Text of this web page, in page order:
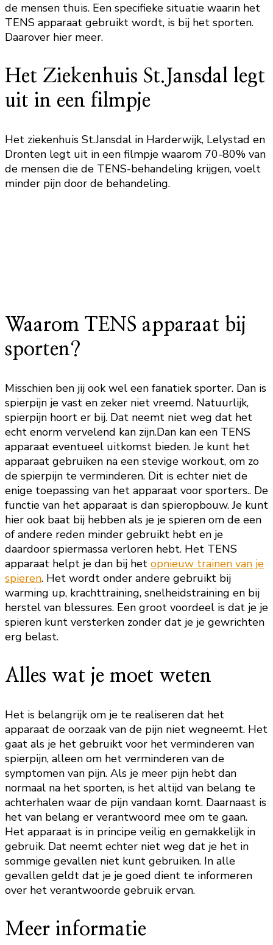
de mensen thuis. Een specifieke situatie waarin het
TENS apparaat gebruikt wordt, is bij het sporten.
Daarover hier meer.
Het Ziekenhuis St.Jansdal legt
uit in een filmpje
Het ziekenhuis St.Jansdal in Harderwijk, Lelystad en
Dronten legt uit in een filmpje waarom 70-80% van
de mensen die de TENS-behandeling krijgen, voelt
minder pijn door de behandeling.
Waarom TENS apparaat bij
sporten?
Misschien ben jij ook wel een fanatiek sporter. Dan is
spierpijn je vast en zeker niet vreemd. Natuurlijk,
spierpijn hoort er bij. Dat neemt niet weg dat het
echt enorm vervelend kan zijn.Dan kan een TENS
apparaat eventueel uitkomst bieden. Je kunt het
apparaat gebruiken na een stevige workout, om zo
de spierpijn te verminderen. Dit is echter niet de
enige toepassing van het apparaat voor sporters.. De
functie van het apparaat is dan spieropbouw. Je kunt
hier ook baat bij hebben als je je spieren om de een
of andere reden minder gebruikt hebt en je
daardoor spiermassa verloren hebt. Het TENS
apparaat helpt je dan bij het opnieuw trainen van je
spieren. Het wordt onder andere gebruikt bij
warming up, krachttraining, snelheidstraining en bij
herstel van blessures. Een groot voordeel is dat je je
spieren kunt versterken zonder dat je je gewrichten
erg belast.
Alles wat je moet weten
Het is belangrijk om je te realiseren dat het
apparaat de oorzaak van de pijn niet wegneemt. Het
gaat als je het gebruikt voor het verminderen van
spierpijn, alleen om het verminderen van de
symptomen van pijn. Als je meer pijn hebt dan
normaal na het sporten, is het altijd van belang te
achterhalen waar de pijn vandaan komt. Daarnaast is
het van belang er verantwoord mee om te gaan.
Het apparaat is in principe veilig en gemakkelijk in
gebruik. Dat neemt echter niet weg dat je het in
sommige gevallen niet kunt gebruiken. In alle
gevallen geldt dat je je goed dient te informeren
over het verantwoorde gebruik ervan.
Meer informatie